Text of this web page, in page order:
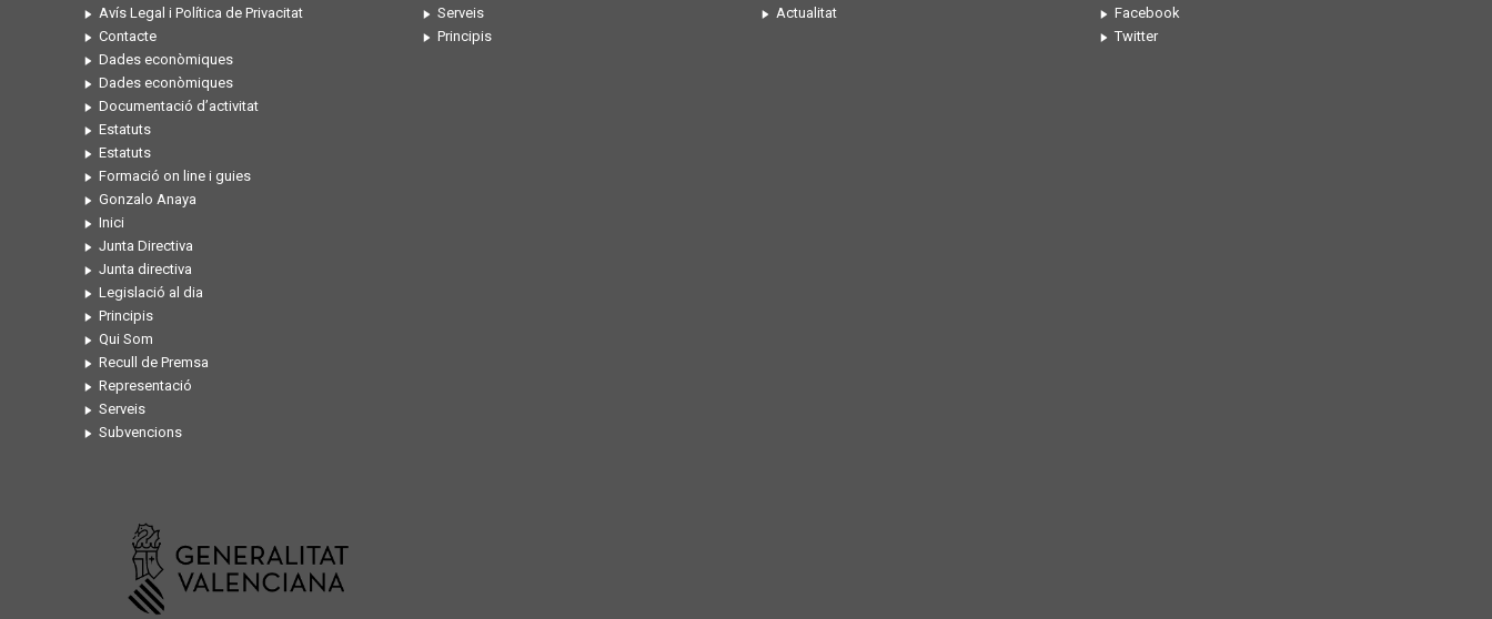
Avís Legal i Política de Privacitat
Contacte
Dades econòmiques
Dades econòmiques
Documentació d’activitat
Estatuts
Estatuts
Formació on line i guies
Gonzalo Anaya
Inici
Junta Directiva
Junta directiva
Legislació al dia
Principis
Qui Som
Recull de Premsa
Representació
Serveis
Subvencions
Serveis
Principis
Actualitat
Facebook
Twitter